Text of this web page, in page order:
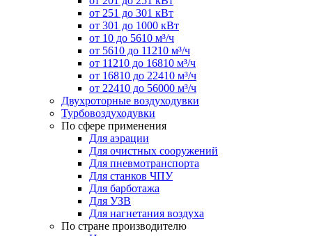
от 251 до 301 кВт
от 301 до 1000 кВт
от 10 до 5610 м³/ч
от 5610 до 11210 м³/ч
от 11210 до 16810 м³/ч
от 16810 до 22410 м³/ч
от 22410 до 56000 м³/ч
Двухроторные воздуходувки
Турбовоздуходувки
По сфере применения
Для аэрации
Для очистных сооружений
Для пневмотранспорта
Для станков ЧПУ
Для барботажа
Для УЗВ
Для нагнетания воздуха
По стране производителю